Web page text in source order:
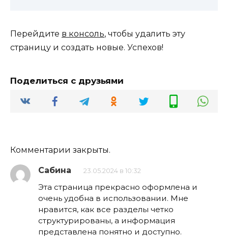
Перейдите в консоль, чтобы удалить эту
страницу и создать новые. Успехов!
Поделиться с друзьями
Комментарии закрыты.
Сабина 23.05.2024 в 10:32
Эта страница прекрасно оформлена и
очень удобна в использовании. Мне
нравится, как все разделы четко
структурированы, а информация
представлена понятно и доступно.